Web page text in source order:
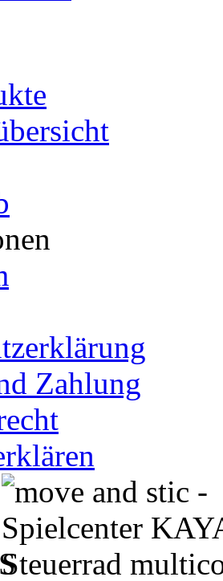
Zahlung